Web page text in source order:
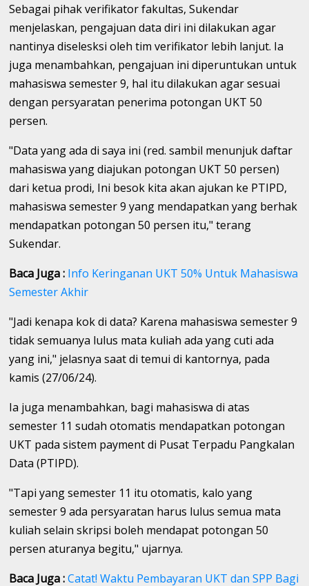
Sebagai pihak verifikator fakultas, Sukendar
menjelaskan, pengajuan data diri ini dilakukan agar
nantinya diselesksi oleh tim verifikator lebih lanjut. Ia
juga menambahkan, pengajuan ini diperuntukan untuk
mahasiswa semester 9, hal itu dilakukan agar sesuai
dengan persyaratan penerima potongan UKT 50
persen.
"Data yang ada di saya ini (red. sambil menunjuk daftar
mahasiswa yang diajukan potongan UKT 50 persen)
dari ketua prodi, Ini besok kita akan ajukan ke PTIPD,
mahasiswa semester 9 yang mendapatkan yang berhak
mendapatkan potongan 50 persen itu," terang
Sukendar.
Baca Juga : Info Keringanan UKT 50% Untuk Mahasiswa
Semester Akhir
"Jadi kenapa kok di data? Karena mahasiswa semester 9
tidak semuanya lulus mata kuliah ada yang cuti ada
yang ini," jelasnya saat di temui di kantornya, pada
kamis (27/06/24).
Ia juga menambahkan, bagi mahasiswa di atas
semester 11 sudah otomatis mendapatkan potongan
UKT pada sistem payment di Pusat Terpadu Pangkalan
Data (PTIPD).
"Tapi yang semester 11 itu otomatis, kalo yang
semester 9 ada persyaratan harus lulus semua mata
kuliah selain skripsi boleh mendapat potongan 50
persen aturanya begitu," ujarnya.
Baca Juga :Catat! Waktu Pembayaran UKT dan SPP Bagi